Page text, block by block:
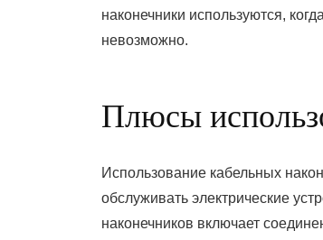
наконечники используются,
невозможно.
Плюсы
Использование кабельных
обслуживать электрические
наконечников включает